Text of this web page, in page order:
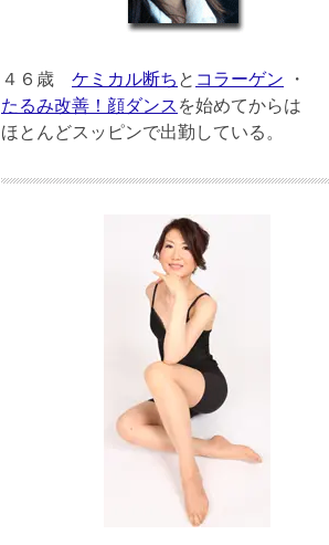
４６歳 ケミカル断ち と コラーゲン ・
たるみ改善！顔ダンス を始めてからは
ほとんどスッピンで出勤している。